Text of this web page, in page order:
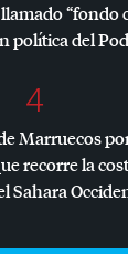
“fondo
política del
4
Marruecos
recorre la
Sahara